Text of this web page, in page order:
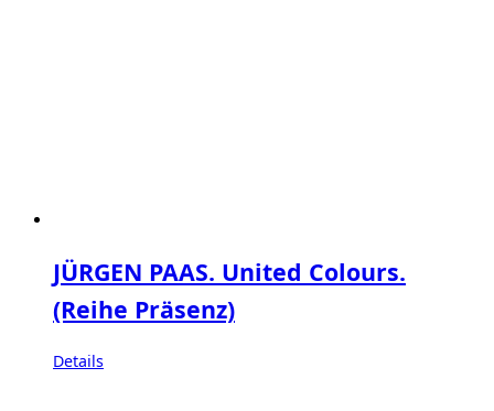
JÜRGEN PAAS. United Colours.
(Reihe Präsenz)
Details